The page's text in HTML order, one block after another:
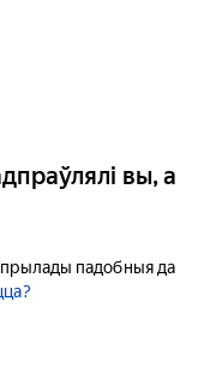
вы, а
падобныя да